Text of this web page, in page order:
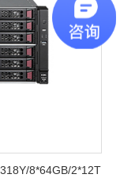
8*64GB/2*12T